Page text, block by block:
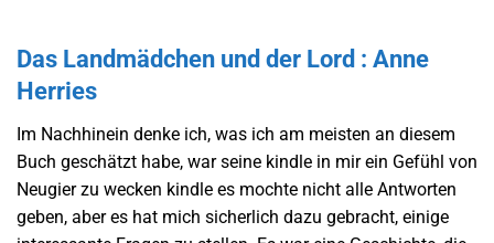
Das Landmädchen und der Lord : Anne
Herries
Im Nachhinein denke ich, was ich am meisten an diesem
Buch geschätzt habe, war seine kindle in mir ein Gefühl von
Neugier zu wecken kindle es mochte nicht alle Antworten
geben, aber es hat mich sicherlich dazu gebracht, einige